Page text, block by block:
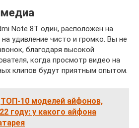
Note 8T один, расположен на
удивление чисто и громко. Вы не
благодаря высокой
когда просмотр видео на
клипов будут приятным опытом.
ТОП-10 моделей айфонов,
году: у какого айфона